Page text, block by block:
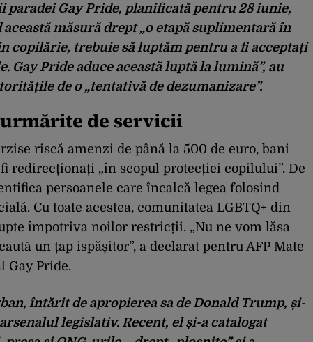
paradei Gay Pride, planificată pentru 28 iunie,
măsură drept „o etapă suplimentară în
copilărie, trebuie să luptăm pentru a fi acceptați
Gay Pride aduce această luptă la lumină”, au
de o „tentativă de dezumanizare”.
urmărite de servicii
riscă amenzi de până la 500 de euro, bani
redirecționați „în scopul protecției copilului”. De
persoanele care încalcă legea folosind
Cu toate acestea, comunitatea LGBTQ+ din
împotriva noilor restricții. „Nu ne vom lăsa
un țap ispășitor”, a declarat pentru AFP Mate
Gay Pride.
întărit de apropierea sa de Donald Trump, și-
legislativ. Recent, el și-a catalogat